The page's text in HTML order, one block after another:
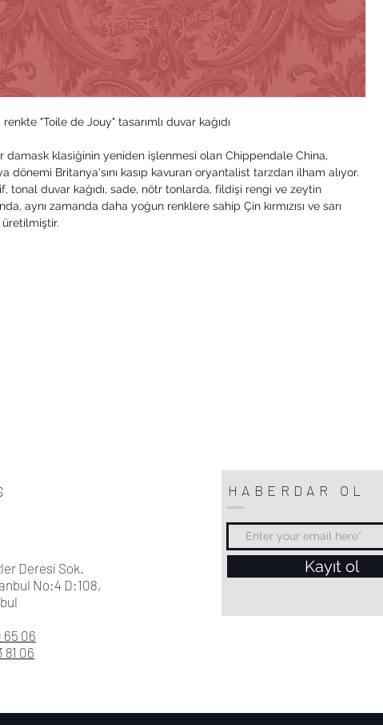
renkte "Toile de Jouy" tasarımlı duvar kağıdı
damask klasiğinin yeniden işlenmesi olan Chippendale China,
dönemi Britanya'sını kasıp kavuran oryantalist tarzdan ilham alıyor.
tonal duvar kağıdı, sade, nötr tonlarda, fildişi rengi ve zeytin
aynı zamanda daha yoğun renklere sahip Çin kırmızısı ve sarı
Deresi Sok.
No:4 D:108,
65 06
81 06
HABERDAR OL
Kayıt ol